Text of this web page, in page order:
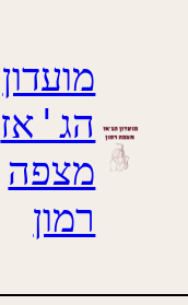
מועדון
הג'אז
מצפה
רמון